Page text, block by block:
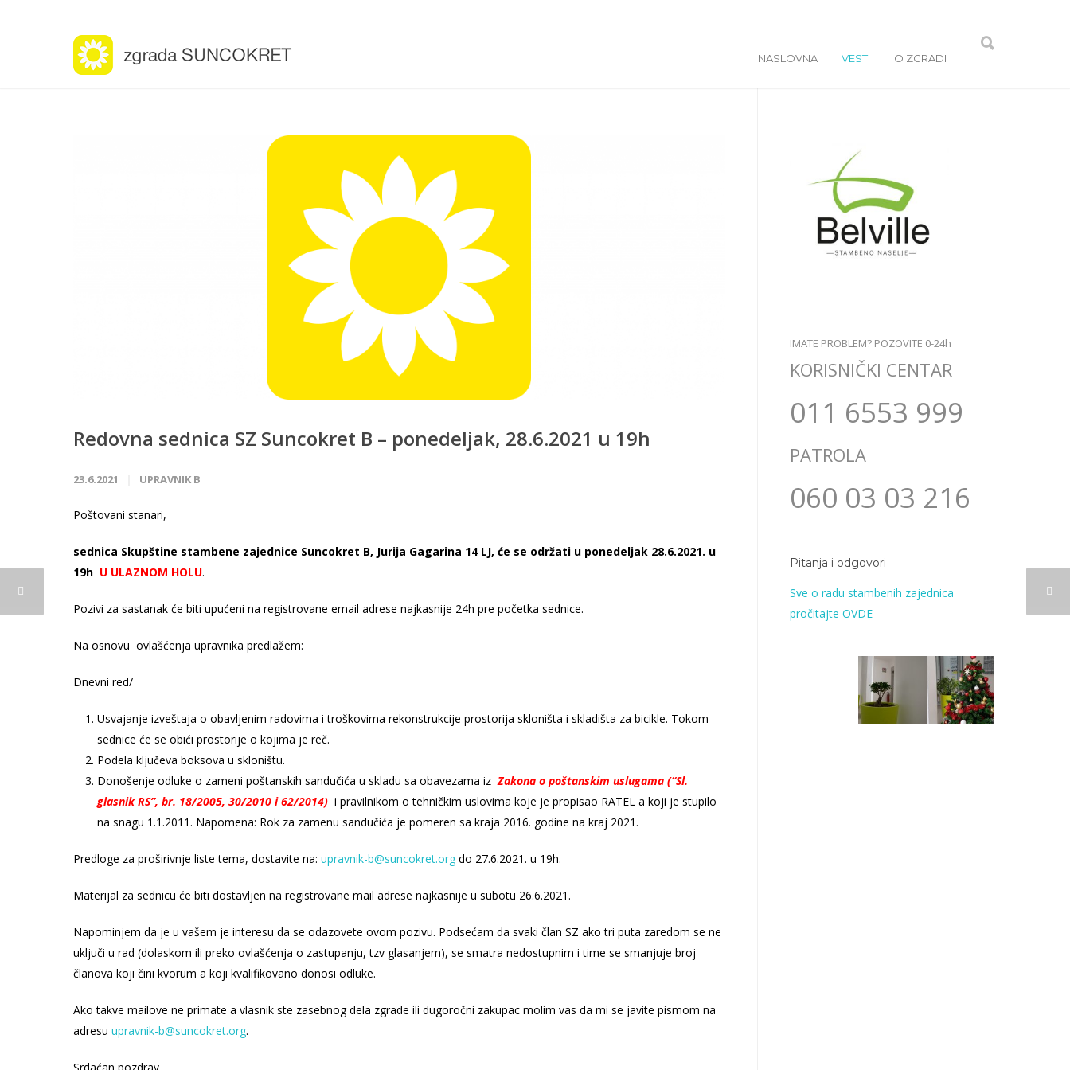
NASLOVNA VESTI O ZGRADI
Redovna sednica SZ Suncokret B – ponedeljak, 28.6.2021 u 19h
23.6.2021 UPRAVNIK B
Poštovani stanari,
sednica Skupštine stambene zajednice Suncokret B, Jurija Gagarina 14 LJ, će se održati u ponedeljak 28.6.2021. u
19h U ULAZNOM HOLU.
Pozivi za sastanak će biti upućeni na registrovane email adrese najkasnije 24h pre početka sednice.
Na osnovu ovlašćenja upravnika predlažem:
Dnevni red/
Usvajanje izveštaja o obavljenim radovima i troškovima rekonstrukcije prostorija skloništa i skladišta za bicikle. Tokom
sednice će se obići prostorije o kojima je reč.
Podela ključeva boksova u skloništu.
Donošenje odluke o zameni poštanskih sandučića u skladu sa obavezama iz Zakona o poštanskim uslugama (“Sl.
glasnik RS”, br. 18/2005, 30/2010 i 62/2014) i pravilnikom o tehničkim uslovima koje je propisao RATEL a koji je stupilo
na snagu 1.1.2011. Napomena: Rok za zamenu sandučića je pomeren sa kraja 2016. godine na kraj 2021.
Predloge za proširivnje liste tema, dostavite na: upravnik-b@suncokret.org do 27.6.2021. u 19h.
Materijal za sednicu će biti dostavljen na registrovane mail adrese najkasnije u subotu 26.6.2021.
Napominjem da je u vašem je interesu da se odazovete ovom pozivu. Podsećam da svaki član SZ ako tri puta zaredom se ne
uključi u rad (dolaskom ili preko ovlašćenja o zastupanju, tzv glasanjem), se smatra nedostupnim i time se smanjuje broj
članova koji čini kvorum a koji kvalifikovano donosi odluke.
Ako takve mailove ne primate a vlasnik ste zasebnog dela zgrade ili dugoročni zakupac molim vas da mi se javite pismom na
adresu upravnik-b@suncokret.org.
IMATE PROBLEM? POZOVITE 0-24h
KORISNIČKI CENTAR
011 6553 999
PATROLA
060 03 03 216
Pitanja i odgovori
Sve o radu stambenih zajednica
pročitajte OVDE